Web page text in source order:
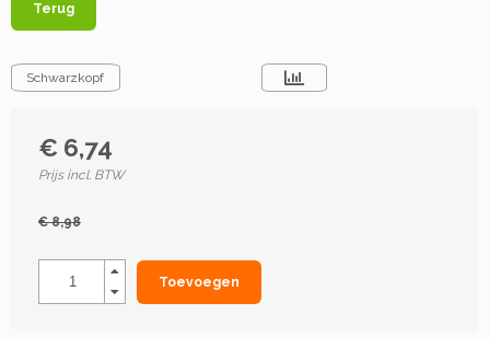
Terug
Schwarzkopf
€ 6,74
Prijs incl. BTW
€ 8,98
Toevoegen